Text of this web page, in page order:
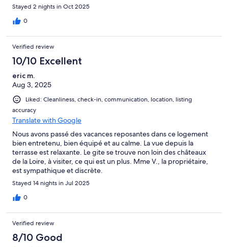
Stayed 2 nights in Oct 2025
0
Verified review
10/10 Excellent
eric m.
Aug 3, 2025
Liked: Cleanliness, check-in, communication, location, listing
accuracy
Translate with Google
Nous avons passé des vacances reposantes dans ce logement
bien entretenu, bien équipé et au calme. La vue depuis la
terrasse est relaxante. Le gite se trouve non loin des châteaux
de la Loire, à visiter, ce qui est un plus. Mme V., la propriétaire,
est sympathique et discrète.
Stayed 14 nights in Jul 2025
0
Verified review
8/10 Good